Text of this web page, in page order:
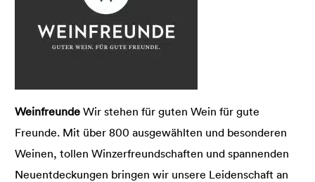
Weinfreunde Wir stehen für guten Wein für gute
Freunde. Mit über 800 ausgewählten und besonderen
Weinen, tollen Winzerfreundschaften und spannenden
Neuentdeckungen bringen wir unsere Leidenschaft an